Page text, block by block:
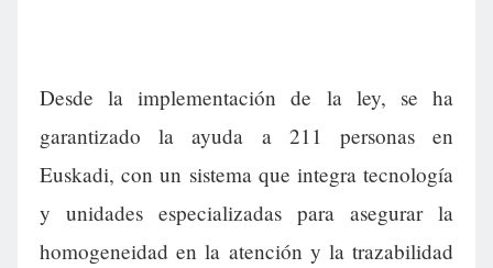
Desde la implementación de la ley, se ha
garantizado la ayuda a 211 personas en
Euskadi, con un sistema que integra tecnología
y unidades especializadas para asegurar la
homogeneidad en la atención y la trazabilidad